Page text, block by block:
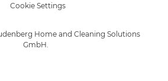
Home and Cleaning Solutions
GmbH.
Cookie Settings